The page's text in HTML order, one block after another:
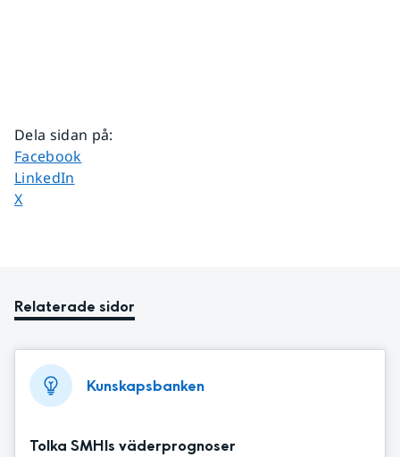
Dela sidan på:
Dela sidan på
Facebook
Dela sidan på
LinkedIn
Dela sidan på
X
Relaterade sidor
Kunskapsbanken
Tolka SMHIs väderprognoser